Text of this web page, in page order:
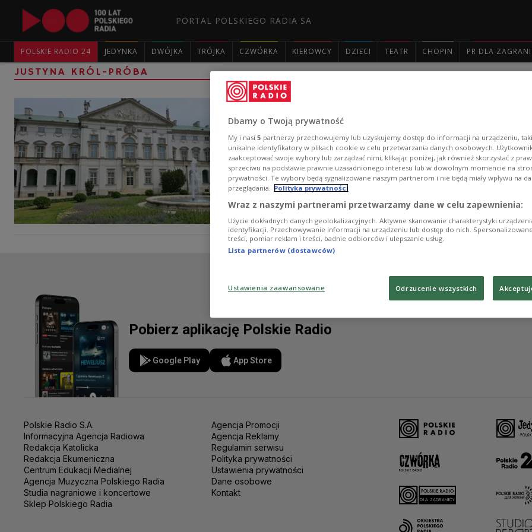
PORTAL POLSKIEGO RADIA SA
POLSKIE RADIO 24 JEDYNKA DWÓJKA TRÓJKA CZWÓRKA KIEROWCY DZIECI TEATR CHOPIN PR DLA
JUSTYNA KRÓL-PRÓBA
Pałac Rzeczypospolitej. To w
literatury
Pałac Krasińskich, nazywany także Pałacem
turystycznej mapie Polski. Od 21 maja warszawska
Znajdują się tutaj najcenniejsze zabytki literatury. -
Polskiego Radia dr Tomasz Makowski, dyrektor
Zobacz więcej na temat: Sława Bieńczycka Biblioteka
Tomasz Makowski
Warszawa Adrian Sobieszczański Łukasz
Dominik Cieszkowski
Pobierz aplikację Polskie Radio
Google Play App Store
Polskie Radio S.A.
Informacyjna Agencja Radiowa
Redakcja Katolicka
Redakcja Ekumeniczna
Centrum Edukacji Medialnej
Agencja Muzyczna Polskiego Radia
Studia nagraniowe i koncertowe
Sklep Polskiego Radia
Agencja Promocji
Agencja Reklamy
Regulamin serwisu
Polityka prywatności
Ustawienia prywatności
Dane osobowe
Kontakt
Dbamy o Twoją prywatność
My i nasi 5 partnerzy przechowujemy lub uzyskujemy dostęp do informacji na urządzeniu,
unikalne identyfikatory w plikach cookie w celu przetwarzania danych osobowych.
zaakceptować swoje wybory lub zarządzać nimi, klikając poniżej, jak również skorzystać z
sprzeciwu na podstawie prawnie uzasadnionego interesu lub w dowolnym momencie na
prywatności. Te wybory będą sygnalizowane naszym partnerom i nie będą miały wpływu na
przeglądania. Polityka prywatności
Wraz z naszymi partnerami przetwarzamy dane w celu zapewnienia:
Użycie dokładnych danych geolokalizacyjnych. Aktywne skanowanie charakterystyki
identyfikacji. Przechowywanie informacji na urządzeniu lub dostęp do nich.
treści, pomiar reklam i treści, badnie odbiorców i ulepszanie usług.
Lista partnerów (dostawców)
Ustawienia zaawansowane Odrzucenie wszystkich